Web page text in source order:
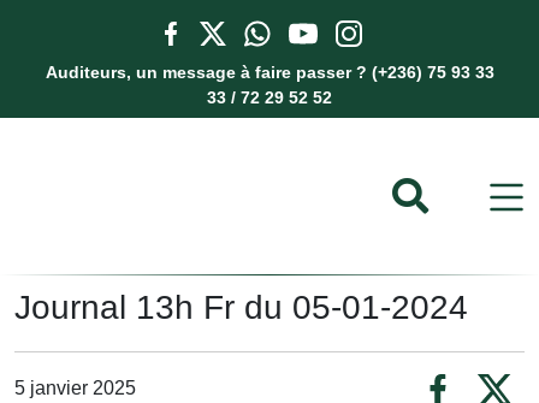
Auditeurs, un message à faire passer ? (+236) 75 93 33
33 / 72 29 52 52
Journal 13h Fr du 05-01-2024
5 janvier 2025